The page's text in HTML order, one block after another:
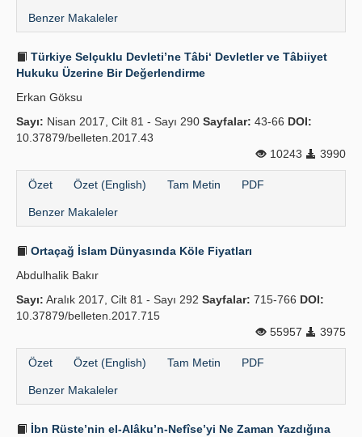
Benzer Makaleler
Türkiye Selçuklu Devleti’ne Tâbi‘ Devletler ve Tâbiiyet
Hukuku Üzerine Bir Değerlendirme
Erkan Göksu
Sayı: Nisan 2017, Cilt 81 - Sayı 290 Sayfalar: 43-66 DOI:
10.37879/belleten.2017.43
10243
3990
Özet Özet (English) Tam Metin PDF
Benzer Makaleler
Ortaçağ İslam Dünyasında Köle Fiyatları
Abdulhalik Bakır
Sayı: Aralık 2017, Cilt 81 - Sayı 292 Sayfalar: 715-766 DOI:
10.37879/belleten.2017.715
55957
3975
Özet Özet (English) Tam Metin PDF
Benzer Makaleler
İbn Rüste’nin el-Alâku’n-Nefîse’yi Ne Zaman Yazdığına